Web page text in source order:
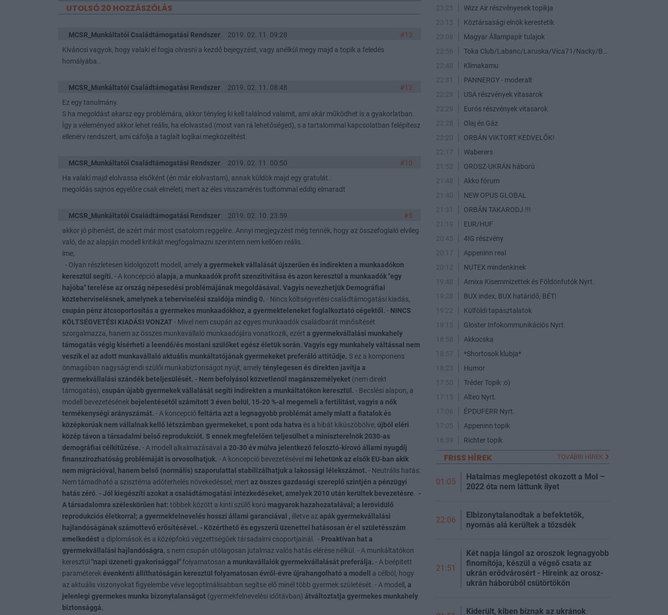
UTOLSÓ 20 HOZZÁSZÓLÁS
MCSR_Munkáltatói Családtámogatási Rendszer 2019. 02. 11. 09:28 #13
Kíváncsi vagyok, hogy valaki el fogja olvasni a kezdő bejegyzést, vagy anélkül megy majd a topik a feledés
homályába..
MCSR_Munkáltatói Családtámogatási Rendszer 2019. 02. 11. 08:48 #12
Ez egy tanulmány.
S ha megoldást akarsz egy problémára, akkor tényleg ki kell találnod valamit, ami akár működhet is a gyakorlatban.
Így a véleményed akkor lehet reális, ha elolvastad (most van rá lehetőséged), s a tartalommal kapcsolatban felépítesz
ellenérv rendszert, ami cáfolja a taglalt logikai megközelítést.
MCSR_Munkáltatói Családtámogatási Rendszer 2019. 02. 11. 00:50 #10
Ha valaki majd elolvassa elsőként (én már elolvastam), annak küldök majd egy gratulát..
megoldás sajnos egyelőre csak elméleti, mert az éles visszamérés tudtommal eddig elmaradt
MCSR_Munkáltatói Családtámogatási Rendszer 2019. 02. 10. 23:59 #5
akkor jó pihenést, de azért már most csatolom reggelire..Annyi megjegyzést még tennék, hogy az összefoglaló elvileg
való, de az alapján modell kritikát megfogalmazni szerintem nem kellően reális..
íme,
- Olyan részletesen kidolgozott modell, amely a gyermekek vállalását újszerűen és indirekten a munkaadókon
keresztül segíti. - A koncepció alapja, a munkaadók profit szenzitivitása és azon keresztül a munkaadók "egy
hajóba" terelése az ország népesedési problémájának megoldásával. Vagyis nevezhetjük Demográfiai
közteherviselésnek, amelynek a teherviselési szaldója mindig 0. - Nincs költségvetési családtámogatási kiadás,
csupán pénz átcsoportosítás a gyermekes munkaadókhoz, a gyermekteleneket foglalkoztató cégektől. - NINCS
KÖLTSÉGVETÉSI KIADÁSI VONZAT - Mivel nem csupán az egyes munkaadók családbarát minősítését
szorgalmazza, hanem az összes munkavállaló munkaadójára vonatkozik, ezért a gyermekvállalási munkahely
támogatás végig kísérheti a leendő/és mostani szülőket egész életük során. Vagyis egy munkahely váltással nem
veszik el az adott munkavállaló aktuális munkáltatójának gyermekeket preferáló attitűdje. S ez a komponens
önmagában nagyságrendi szülői munkabiztonságot nyújt, amely ténylegesen és direkten javítja a
gyermekvállalási szándék beteljesülését. - Nem befolyásol közvetlenül magánszemélyeket (nem direkt
támogatás), csupán újabb gyermekek vállalását segíti indirekten a munkáltatókon keresztül. - Becslési alapon, a
modell bevezetésének bejelentésétől számított 3 éven belül, 15-20 %-al megemeli a fertilitást, vagyis a nők
termékenységi arányszámát. - A koncepció feltárta azt a legnagyobb problémát amely miatt a fiatalok és
középkorúak nem vállalnak kellő létszámban gyermekeket, s pont oda hatva és a hibát kiküszöbölve, újból eléri
közép távon a társadalmi belső reprodukciót. S ennek megfelelően teljesülhet a miniszterelnök 2030-as
demográfiai célkitűzése. - A modell alkalmazásával a 20-30 év múlva jelentkező felosztó-kirovó állami nyugdíj
finanszírozhatóság problémáját is orvosolhatjuk. - A koncepció bevezetésével mi lehetünk az elsők EU-ban akik
nem migrációval, hanem belső (normális) szaporulattal stabilizálhatjuk a lakossági lélekszámot. - Neutrális hatás:
Nem támadható a szisztéma adóterhelés növekedéssel, mert az összes gazdasági szereplő szintjén a pénzügyi
hatás zéró. - Jól kiegészíti azokat a családtámogatási intézkedéseket, amelyek 2010 után kerültek bevezetésre. -
A társadalomra széleskörűen hat: többek között a kinti szülő korú magyarok hazahozatalával; a lerövidülő
reprodukciós életkorral; a gyermekfelnevelés hosszi állami garanciával , illetve azapák gyermekvállalási
hajlandóságának számottevő erősítésével. - Közérthető és egyszerű üzenettel hatásosan ér el születésszám
emelkedést a diplomások és a középfokú végzettségűek társadalmi csoportjainál. - Proaktívan hat a
gyermekvállalási hajlandóságra, s nem csupán utólagosan jutalmaz valós hatás elérése nélkül. - A munkáltatókon
keresztül "napi üzeneti gyakorisággal"folyamatosan a munkavállalók gyermekvállalását preferálja. - A beépített
paraméterekévenkénti állíthatóságán keresztül folyamatosan évről-évre újrahangolható a modell a célból, hogy
az aktuális viszonyokat figyelembe véve legoptimálisabban segítse elő minél több gyermek születését. - A modell, a
jelenlegi gyermekes munka bizonytalanságot (gyermekfelnevelési időtávban) átváltoztatja gyermekes munkahely
biztonsággá.
23:25
Wizz Air részvényesek topikja
23:13
Köztársasági elnök kerestetik
23:08
Magyar Állampapír tulajok
22:56
22:48
Klímakamu
22:31
PANNERGY - moderalt
22:29
USA részvények vitasarok
22:29
Eurós részvények vitasarok
22:28
Olaj és Gáz
22:20
ORBÁN VIKTORT KEDVELŐK!
22:17
Waberers
21:52
OROSZ-UKRÁN háború
21:48
Akko fórum
21:40
NEW OPUS GLOBAL
21:31
ORBÁN TAKARODJ !!!
21:19
EUR/HUF
20:45
4IG részvény
20:17
Appeninn real
20:12
NUTEX mindenkinek
19:48
Amixa Kisemmizettek és Földönfutók Nyrt.
19:28
BUX index, BUX határidő, BÉT!
19:22
Külföldi tapasztalatok
19:15
Gloster Infokommunikációs Nyrt.
18:58
Akkocska
18:57
*Shortosok klubja*
18:23
Humor
17:50
Tréder Topik :o)
17:15
Alteo Nyrt.
17:06
ÉPDUFERR Nyrt.
17:05
Appeninn topik
16:39
Richter topik
FRISS HÍREK TOVÁBBI HÍREK
01:05
Hatalmas meglepetést okozott a Mol –
2022 óta nem láttunk ilyet
22:06
Elbizonytalanodtak a befektetők,
nyomás alá kerültek a tőzsdék
21:51
Két napja lángol az oroszok legnagyobb
finomítója, készül a végső csata az
ukrán erődvárosért - Híreink az orosz-
ukrán háborúból csütörtökön
Kiderült, kiben bíznak az ukránok